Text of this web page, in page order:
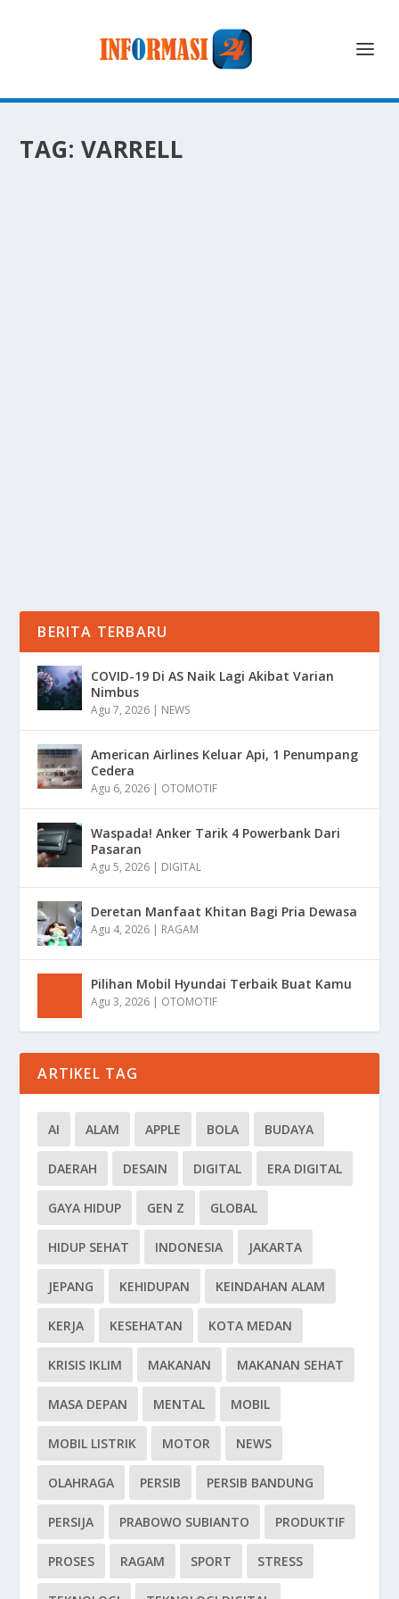
TAG: VARRELL
BERITA TERBARU
COVID-19 Di AS Naik Lagi Akibat Varian
Nimbus
Agu 7, 2026 | NEWS
American Airlines Keluar Api, 1 Penumpang
Cedera
Agu 6, 2026 | OTOMOTIF
Waspada! Anker Tarik 4 Powerbank Dari
Pasaran
Agu 5, 2026 | DIGITAL
Deretan Manfaat Khitan Bagi Pria Dewasa
Agu 4, 2026 | RAGAM
Pilihan Mobil Hyundai Terbaik Buat Kamu
Agu 3, 2026 | OTOMOTIF
ARTIKEL TAG
AI ALAM APPLE BOLA BUDAYA
DAERAH DESAIN DIGITAL ERA DIGITAL
GAYA HIDUP GEN Z GLOBAL
HIDUP SEHAT INDONESIA JAKARTA
JEPANG KEHIDUPAN KEINDAHAN ALAM
KERJA KESEHATAN KOTA MEDAN
KRISIS IKLIM MAKANAN MAKANAN SEHAT
MASA DEPAN MENTAL MOBIL
MOBIL LISTRIK MOTOR NEWS
OLAHRAGA PERSIB PERSIB BANDUNG
PERSIJA PRABOWO SUBIANTO PRODUKTIF
PROSES RAGAM SPORT STRESS